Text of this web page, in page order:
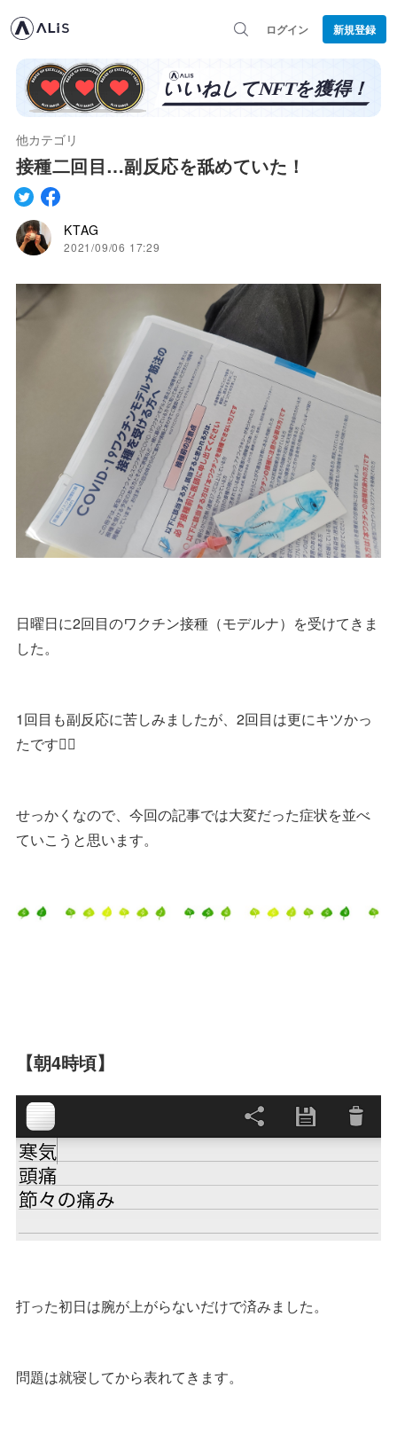
ログイン 新規登録
他カテゴリ
接種二回目…副反応を舐めていた！
KTAG
2021/09/06 17:29
日曜日に2回目のワクチン接種（モデルナ）を受けてきま
した。
1回目も副反応に苦しみましたが、2回目は更にキツかっ
たです🧟‍♂️
せっかくなので、今回の記事では大変だった症状を並べ
ていこうと思います。
【朝4時頃】
打った初日は腕が上がらないだけで済みました。
問題は就寝してから表れてきます。